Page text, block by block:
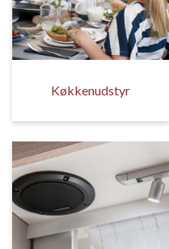
Køkkenudstyr